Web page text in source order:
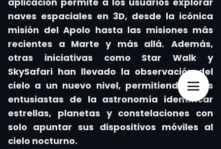
naves espaciales en 3D, desde la icónica
misión del Apolo hasta las misiones más
recientes a Marte y más allá.
Además,
otras iniciativas como Star Walk y
SkySafari han llevado la observación del
cielo a un nuevo nivel, permitiendo a los
entusiastas de la astronomía identificar
estrellas, planetas y constelaciones con
solo apuntar sus dispositivos móviles al
cielo nocturno.